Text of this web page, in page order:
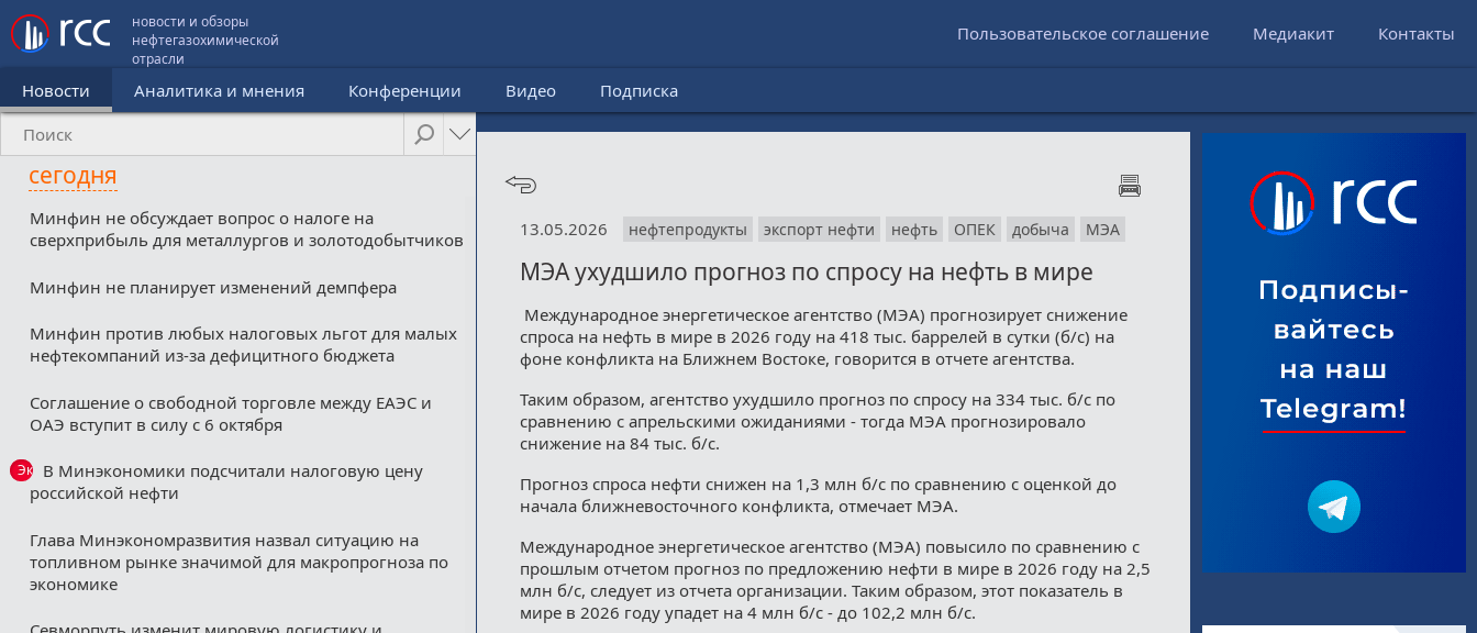
новости и обзоры
нефтегазохимической
отрасли
Пользовательское соглашение Медиакит Контакты
Новости Аналитика и мнения Конференции Видео Подписка
сегодня
Минфин не обсуждает вопрос о налоге на
сверхприбыль для металлургов и золотодобытчиков
Минфин не планирует изменений демпфера
Минфин против любых налоговых льгот для малых
нефтекомпаний из-за дефицитного бюджета
Соглашение о свободной торговле между ЕАЭС и
ОАЭ вступит в силу с 6 октября
Эксклюзив
В Минэкономики подсчитали налоговую цену
российской нефти
Глава Минэкономразвития назвал ситуацию на
топливном рынке значимой для макропрогноза по
экономике
13.05.2026 нефтепродукты экспорт нефти нефть ОПЕК добыча МЭА
МЭА ухудшило прогноз по спросу на нефть в мире
Международное энергетическое агентство (МЭА) прогнозирует снижение
спроса на нефть в мире в 2026 году на 418 тыс. баррелей в сутки (б/c) на
фоне конфликта на Ближнем Востоке, говорится в отчете агентства.
Таким образом, агентство ухудшило прогноз по спросу на 334 тыс. б/с по
сравнению с апрельскими ожиданиями - тогда МЭА прогнозировало
снижение на 84 тыс. б/с.
Прогноз спроса нефти снижен на 1,3 млн б/с по сравнению с оценкой до
начала ближневосточного конфликта, отмечает МЭА.
Международное энергетическое агентство (МЭА) повысило по сравнению с
прошлым отчетом прогноз по предложению нефти в мире в 2026 году на 2,5
млн б/с, следует из отчета организации. Таким образом, этот показатель в
мире в 2026 году упадет на 4 млн б/с - до 102,2 млн б/с.